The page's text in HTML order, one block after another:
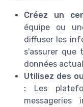
Créez un
équipe ou
diffuser les
s'assurer que
données
Utilisez des
: Les
messageries